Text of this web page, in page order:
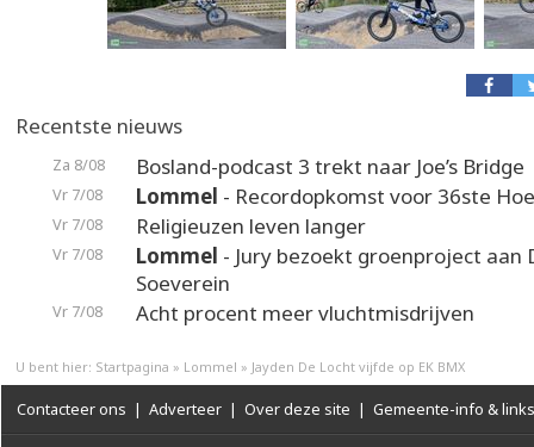
Recentste nieuws
Za 8/08 Bosland-podcast 3 trekt naar Joe’s Bridge
Vr 7/08 Lommel - Recordopkomst voor 36ste
Vr 7/08 Religieuzen leven langer
Vr 7/08 Lommel - Jury bezoekt groenproject aan
Soeverein
Vr 7/08 Acht procent meer vluchtmisdrijven
U bent hier: Startpagina » Lommel » Jayden De Locht vijfde op EK BMX
Contacteer ons | Adverteer | Over deze site | Gemeente-info & links